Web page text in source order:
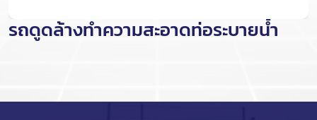
รถดูดล้างทำความสะอาดท่อระบายน้ำ